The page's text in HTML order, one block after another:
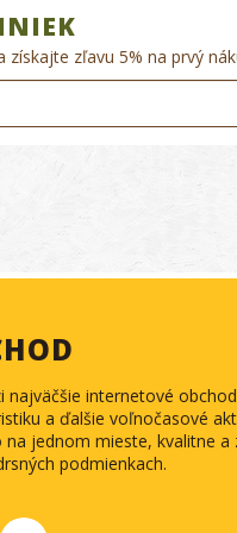
získajte zľavu 5% na prvý
internetové
a ďalšie voľnočasové
jednom mieste, kvalitne
podmienkach.